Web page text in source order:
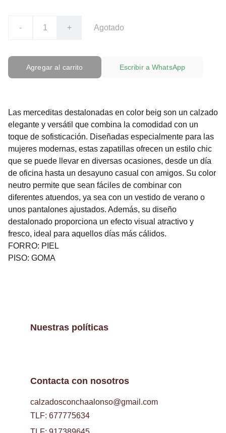
- + Agotado
Agregar al carrito Escribir a WhatsApp
Las merceditas destalonadas en color beig son un calzado
elegante y versátil que combina la comodidad con un
toque de sofisticación. Diseñadas especialmente para las
mujeres modernas, estas zapatillas ofrecen un estilo chic
que se puede llevar en diversas ocasiones, desde un día
de oficina hasta un desayuno casual con amigos. Su color
neutro permite que sean fáciles de combinar con
diferentes atuendos, ya sea con un vestido de verano o
unos pantalones ajustados. Además, su diseño
destalonado proporciona un efecto visual atractivo y
fresco, ideal para aquellos días más cálidos.
FORRO: PIEL
PISO: GOMA
Contacta con nosotros
calzadosconchaalonso@gmail.com
Nuestras políticas
TLF: 677775634